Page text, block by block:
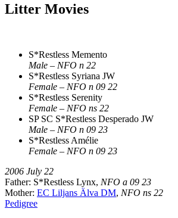
Litter Movies
S*Restless Memento
Male – NFO n 22
S*Restless Syriana JW
Female – NFO n 09 22
S*Restless Serenity
Female – NFO ns 22
SP SC S*Restless Desperado JW
Male – NFO n 09 23
S*Restless Amélie
Female – NFO n 09 23
2006 July 22
Father: S*Restless Lynx, NFO a 09 23
Mother: EC Liljans Älva DM, NFO ns 22
Pedigree